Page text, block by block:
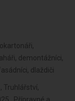
demontážníci,
dlaždiči
Truhlářství,